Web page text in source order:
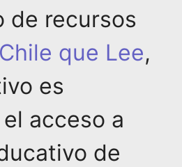
de recursos
que Lee,
es
acceso a
de